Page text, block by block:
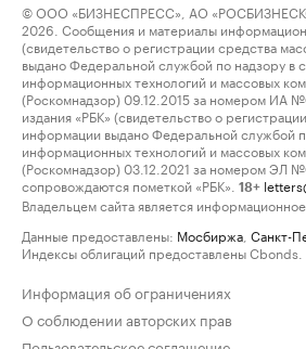
© ООО «БИЗНЕСПРЕСС», АО
2026. Сообщения и материалы
(свидетельство о регистрации средства
выдано Федеральной службой по надзору в
информационных технологий и массовых
(Роскомнадзор) 09.12.2015 за номером ИА
издания «РБК» (свидетельство о
информации выдано Федеральной службой
информационных технологий и массовых
(Роскомнадзор) 03.12.2021 за номером ЭЛ
сопровождаются пометкой «РБК».
18+
Владельцем сайта является информационное
Данные предоставлены: Мосбиржа Санкт-
Индексы облигаций предоставлены Cbonds.
Информация об ограничениях
О соблюдении авторских прав